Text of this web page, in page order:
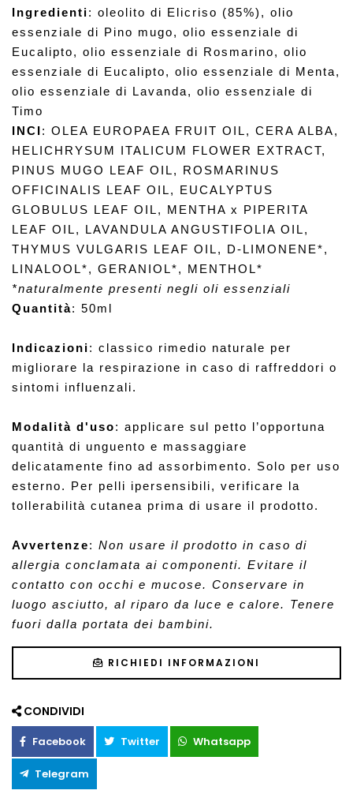
Ingredienti: oleolito di Elicriso (85%), olio
essenziale di Pino mugo, olio essenziale di
Eucalipto, olio essenziale di Rosmarino, olio
essenziale di Eucalipto, olio essenziale di Menta,
olio essenziale di Lavanda, olio essenziale di
Timo
INCI : OLEA EUROPAEA FRUIT OIL, CERA ALBA,
HELICHRYSUM ITALICUM FLOWER EXTRACT,
PINUS MUGO LEAF OIL, ROSMARINUS
OFFICINALIS LEAF OIL, EUCALYPTUS
GLOBULUS LEAF OIL, MENTHA x PIPERITA
LEAF OIL, LAVANDULA ANGUSTIFOLIA OIL,
THYMUS VULGARIS LEAF OIL, D-LIMONENE*,
LINALOOL*, GERANIOL*, MENTHOL*
*naturalmente presenti negli oli essenziali
Quantità: 50ml
Indicazioni: classico rimedio naturale per
migliorare la respirazione in caso di raffreddori o
sintomi influenzali.
Modalità d'uso: applicare sul petto l’opportuna
quantità di unguento e massaggiare
delicatamente fino ad assorbimento. Solo per uso
esterno. Per pelli ipersensibili, verificare la
tollerabilità cutanea prima di usare il prodotto.
Avvertenze: Non usare il prodotto in caso di
allergia conclamata ai componenti. Evitare il
contatto con occhi e mucose. Conservare in
luogo asciutto, al riparo da luce e calore. Tenere
fuori dalla portata dei bambini.
RICHIEDI INFORMAZIONI
CONDIVIDI
Facebook Twitter Whatsapp
Telegram